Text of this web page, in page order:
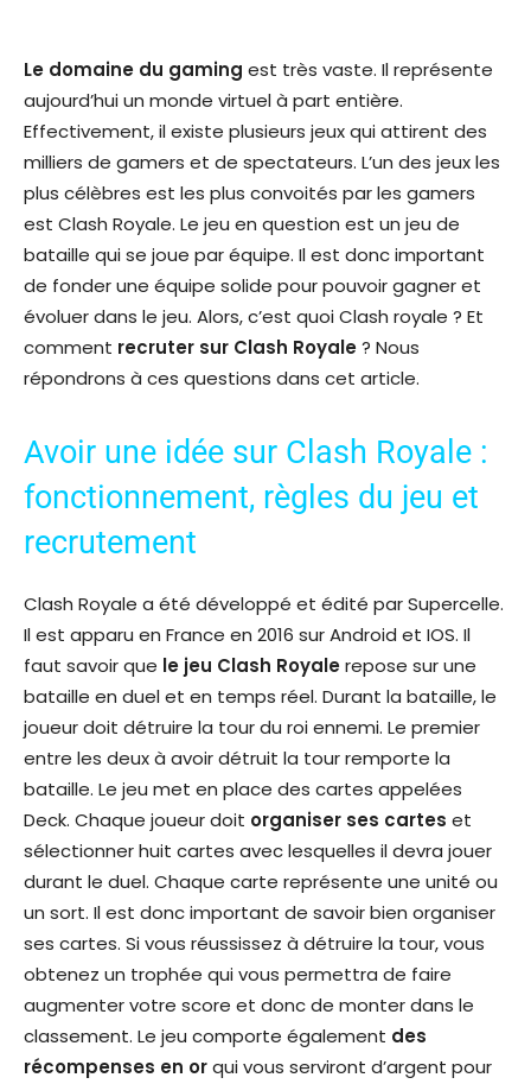
Le domaine du gaming est très vaste. Il représente
aujourd’hui un monde virtuel à part entière.
Effectivement, il existe plusieurs jeux qui attirent des
milliers de gamers et de spectateurs. L’un des jeux les
plus célèbres est les plus convoités par les gamers
est Clash Royale. Le jeu en question est un jeu de
bataille qui se joue par équipe. Il est donc important
de fonder une équipe solide pour pouvoir gagner et
évoluer dans le jeu. Alors, c’est quoi Clash royale ? Et
comment recruter sur Clash Royale? Nous
répondrons à ces questions dans cet article.
Avoir une idée sur Clash Royale :
fonctionnement, règles du jeu et
recrutement
Clash Royale a été développé et édité par Supercelle.
Il est apparu en France en 2016 sur Android et IOS. Il
faut savoir que le jeu Clash Royalerepose sur une
bataille en duel et en temps réel. Durant la bataille, le
joueur doit détruire la tour du roi ennemi. Le premier
entre les deux à avoir détruit la tour remporte la
bataille. Le jeu met en place des cartes appelées
Deck. Chaque joueur doit organiser ses cartes et
sélectionner huit cartes avec lesquelles il devra jouer
durant le duel. Chaque carte représente une unité ou
un sort. Il est donc important de savoir bien organiser
ses cartes. Si vous réussissez à détruire la tour, vous
obtenez un trophée qui vous permettra de faire
augmenter votre score et donc de monter dans le
classement. Le jeu comporte également des
récompenses en orqui vous serviront d’argent pour